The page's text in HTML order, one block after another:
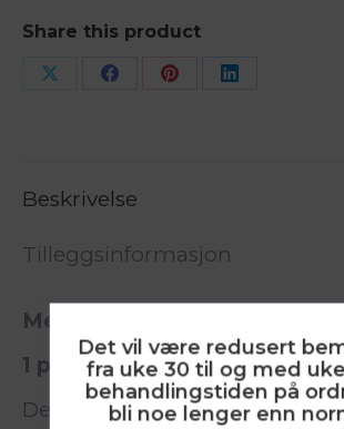
(100
Share this product
Share
Share
Share
Share
Beskrivelse
Tilleggsinformasjon
Med forbedret håndtak
1 pakke = 100 stk kokekar
Den originale engangsskjeen
Det vil være redusert
fra uke 30 til og med
behandlingstiden på
bli noe lenger enn